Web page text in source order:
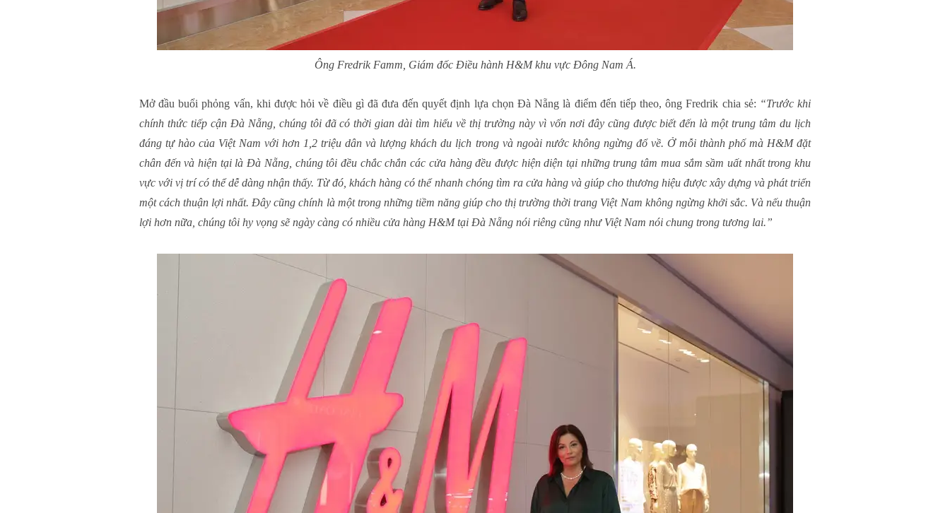
Ông Fredrik Famm, Giám đốc Điều hành H&M khu vực Đông Nam Á.
Mở đầu buổi phỏng vấn, khi được hỏi về điều gì đã đưa đến quyết định lựa chọn Đà Nẵng là điểm đến tiếp theo, ông Fredrik chia sẻ: “Trước khi
chính thức tiếp cận Đà Nẵng, chúng tôi đã có thời gian dài tìm hiểu về thị trường này vì vốn nơi đây cũng được biết đến là một trung tâm du lịch
đáng tự hào của Việt Nam với hơn 1,2 triệu dân và lượng khách du lịch trong và ngoài nước không ngừng đổ về. Ở mỗi thành phố mà H&M đặt
chân đến và hiện tại là Đà Nẵng, chúng tôi đều chắc chắn các cửa hàng đều được hiện diện tại những trung tâm mua sắm sầm uất nhất trong khu
vực với vị trí có thể dễ dàng nhận thấy. Từ đó, khách hàng có thể nhanh chóng tìm ra cửa hàng và giúp cho thương hiệu được xây dựng và phát triển
một cách thuận lợi nhất. Đây cũng chính là một trong những tiềm năng giúp cho thị trường thời trang Việt Nam không ngừng khởi sắc. Và nếu thuận
lợi hơn nữa, chúng tôi hy vọng sẽ ngày càng có nhiều cửa hàng H&M tại Đà Nẵng nói riêng cũng như Việt Nam nói chung trong tương lai.”